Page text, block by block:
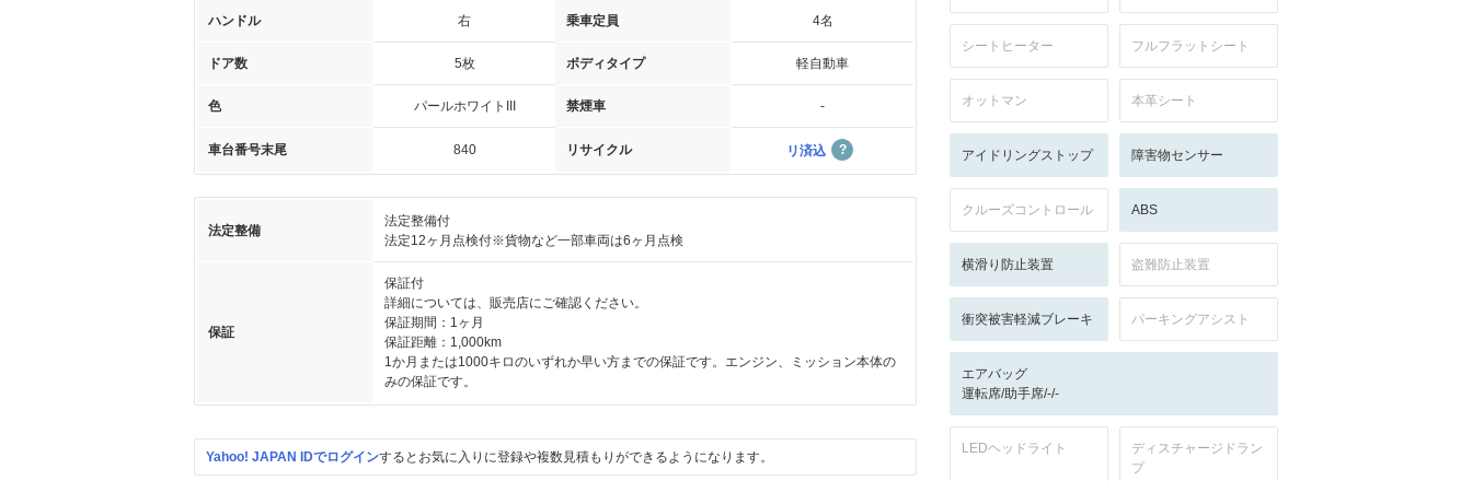
ハンドル 右 乗車定員 4名
ドア数 5枚 ボディタイプ 軽自動車
色 パールホワイトIII 禁煙車 -
車台番号末尾 840 リサイクル リ済込
法定整備
法定整備付
法定12ヶ月点検付※貨物など一部車両は6ヶ月点検
保証
保証付
詳細については、販売店にご確認ください。
保証期間：1ヶ月
保証距離：1,000km
1か月または1000キロのいずれか早い方までの保証です。エンジン、ミッション本体の
みの保証です。
Yahoo! JAPAN IDでログインするとお気に入りに登録や複数見積もりができるようになります。
シートヒーター フルフラットシート
オットマン 本革シート
アイドリングストップ 障害物センサー
クルーズコントロール ABS
横滑り防止装置 盗難防止装置
衝突被害軽減ブレーキ パーキングアシスト
エアバッグ
運転席/助手席/-/-
LEDヘッドライト
ディスチャージドラン
プ